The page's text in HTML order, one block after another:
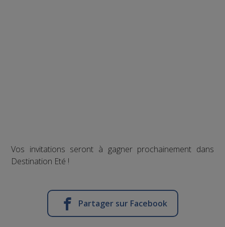
Vos invitations seront à gagner prochainement dans
Destination Eté !
Partager sur Facebook